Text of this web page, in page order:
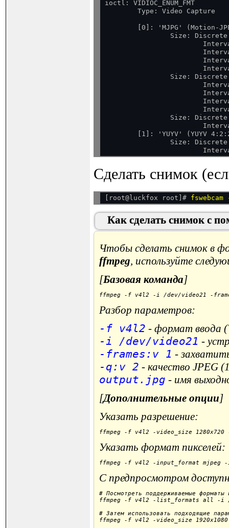
ioctl: VIDIOC_ENUM_FMT
        Type: Video Capture
[0]: 'MJPG' (Motion-
Size:
Size:
Size:
[1]: 'YUYV' (YUYV
Size:
Сделать снимок
[root@luckfox root]#
Как сделать снимок с
Чтобы сделать снимок в
ffmpeg, используйте
[Базовая команда]
ffmpeg -f v4l2 -i /dev/video21 -
Разбор параметров:
-f v4l2 - формат ввода
-i /dev/video21 -
-frames:v 1 -
-q:v 2 - качество JPEG
output.jpg - имя
[Дополнительные опции]
Указать разрешение:
ffmpeg -f v4l2 -video_size 1280
Указать формат пикселей:
ffmpeg -f v4l2 -input_format
С предпросмотром
# Посмотреть поддерживаемые форматы
ffmpeg -f v4l2 -list_formats all -i
# Затем использовать подходящие
ffmpeg -f v4l2 -video_size 1920